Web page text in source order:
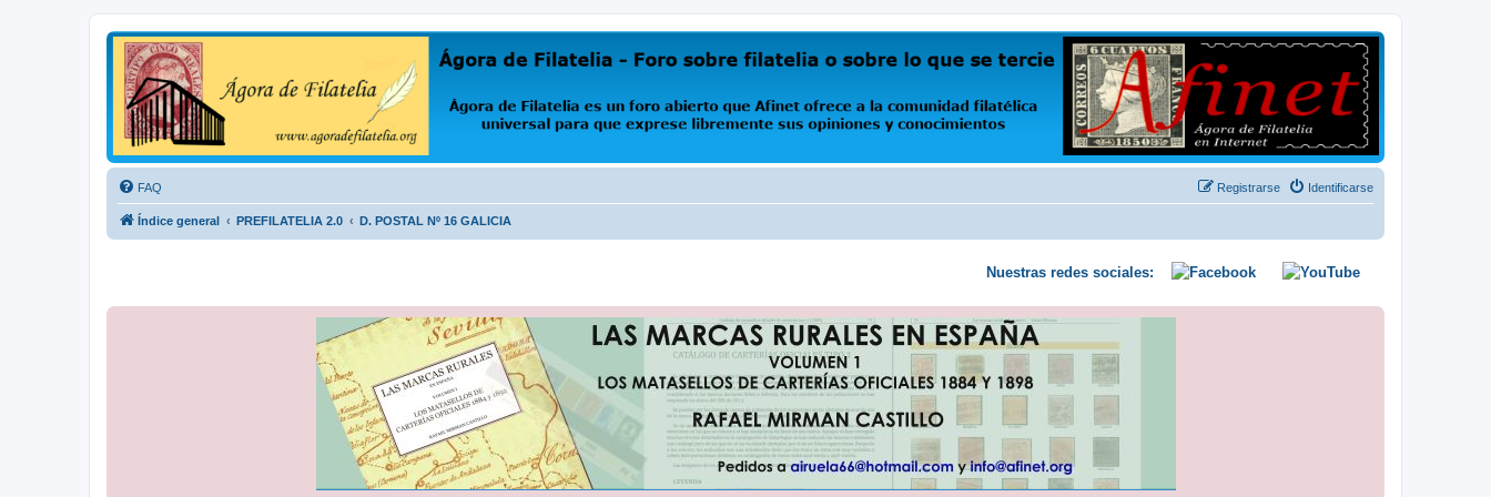
Ágora de Filatelia
Foro sobre filatelia o sobre lo que se tercie. Ágora de Filatelia es un foro abierto que Afinet ofrece a la comunidad filatélica universal para que exprese libremente sus opiniones y conocimientos
FAQ Identificarse
Registrarse
Índice general PREFILATELIA 2.0 D. POSTAL Nº 16 GALICIA
Nuestras redes sociales: